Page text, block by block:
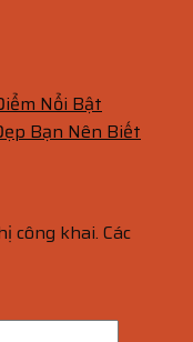
Nổi Bật
Bạn Nên Biết
công khai. Các